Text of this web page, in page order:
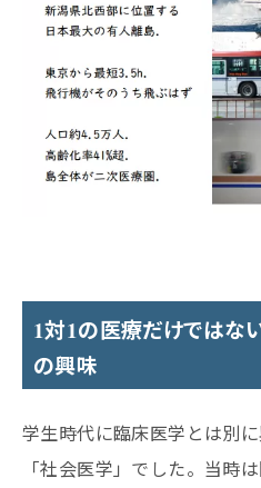
1対1の医療だけではな
の興味
学生時代に臨床医学とは別
「社会医学」でした。当時